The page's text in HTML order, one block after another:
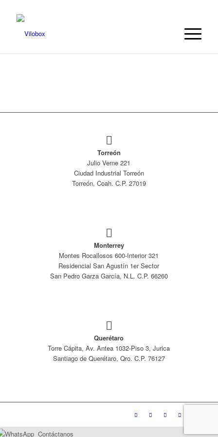
Torreón
Julio Verne 221
Ciudad Industrial Torreón
Torreón, Coah. C.P. 27019
Monterrey
Montes Rocallosos 600-Interior 321
Residencial San Agustín 1er Sector
San Pedro Garza García, N.L. C.P. 66260
Querétaro
Torre Cápita, Av. Antea 1032-Piso 3, Jurica
Santiago de Querétaro, Qro. C.P. 76127
Contáctanos